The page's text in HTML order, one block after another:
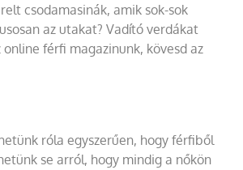
csodamasinák, amik sok-sok
az utakat? Vadító verdákat
férfi magazinunk, kövesd az
róla egyszerűen, hogy férfiből
se arról, hogy mindig a nőkön